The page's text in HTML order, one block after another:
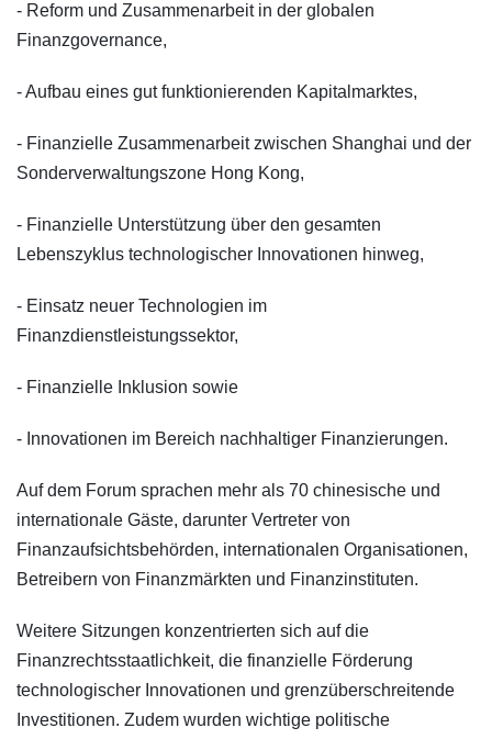
- Reform und Zusammenarbeit in der globalen
Finanzgovernance,
- Aufbau eines gut funktionierenden Kapitalmarktes,
- Finanzielle Zusammenarbeit zwischen Shanghai und der
Sonderverwaltungszone Hong Kong,
- Finanzielle Unterstützung über den gesamten
Lebenszyklus technologischer Innovationen hinweg,
- Einsatz neuer Technologien im
Finanzdienstleistungssektor,
- Finanzielle Inklusion sowie
- Innovationen im Bereich nachhaltiger Finanzierungen.
Auf dem Forum sprachen mehr als 70 chinesische und
internationale Gäste, darunter Vertreter von
Finanzaufsichtsbehörden, internationalen Organisationen,
Betreibern von Finanzmärkten und Finanzinstituten.
Weitere Sitzungen konzentrierten sich auf die
Finanzrechtsstaatlichkeit, die finanzielle Förderung
technologischer Innovationen und grenzüberschreitende
Investitionen. Zudem wurden wichtige politische